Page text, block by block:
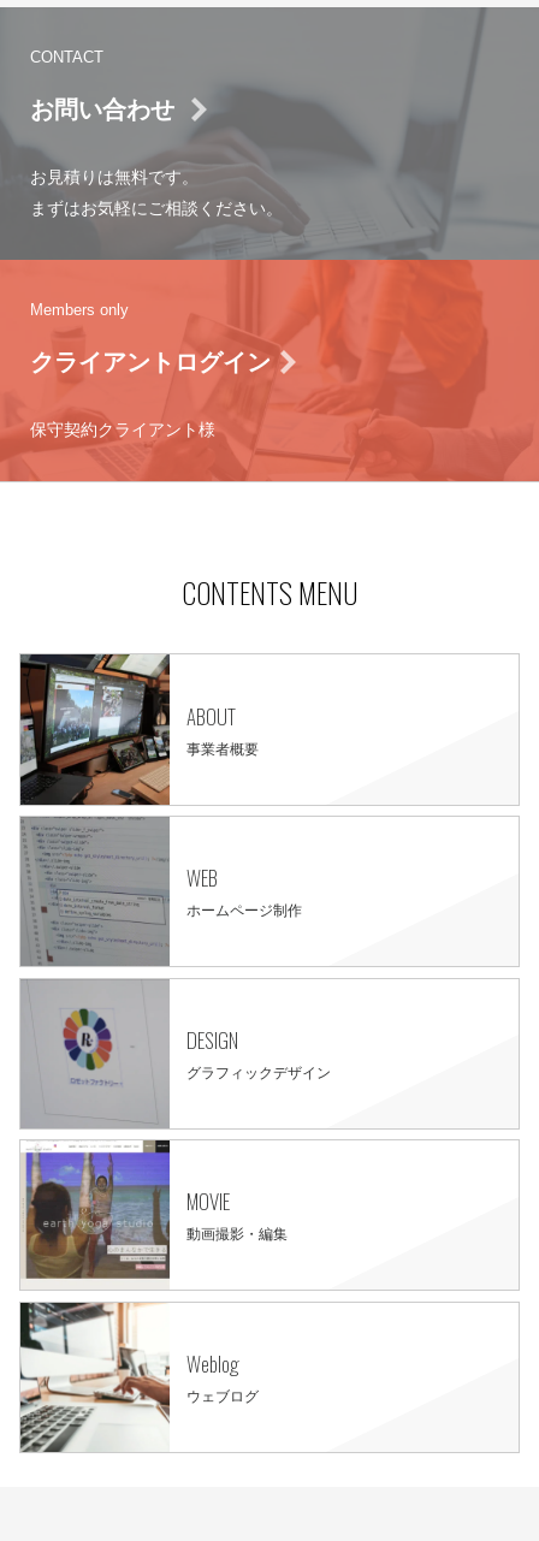
CONTACT
お問い合わせ
お見積りは無料です。
まずはお気軽にご相談ください。
Members only
クライアントログイン
保守契約クライアント様
CONTENTS MENU
ABOUT
事業者概要
WEB
ホームページ制作
DESIGN
グラフィックデザイン
MOVIE
動画撮影・編集
Weblog
ウェブログ